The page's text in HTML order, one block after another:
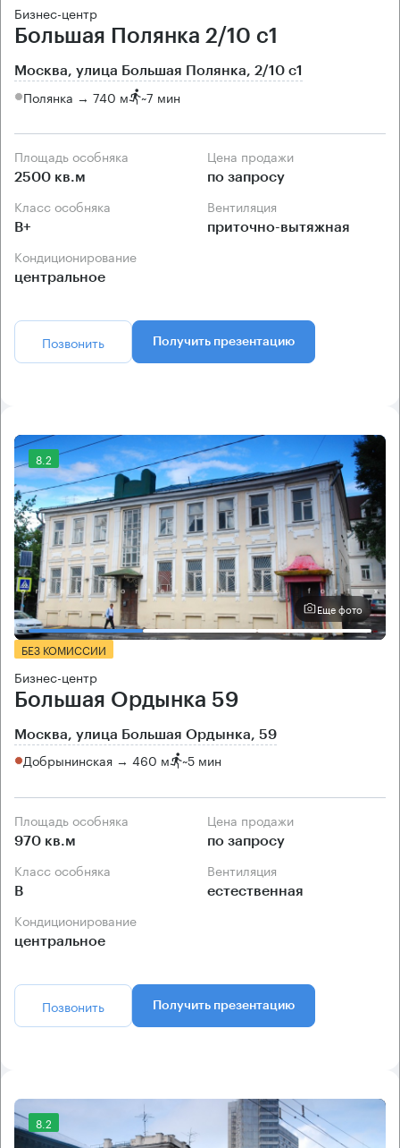
Бизнес-центр
Большая Полянка 2/10 с1
Москва, улица Большая Полянка, 2/10 с1
Полянка → 740 м ~7 мин
Площадь особняка
2500 кв.м
Цена продажи
по запросу
Класс особняка
B+
Вентиляция
приточно-вытяжная
Кондиционирование
центральное
Позвонить Получить презентацию
8.2
Еще фото
БЕЗ КОМИССИИ
Бизнес-центр
Большая Ордынка 59
Москва, улица Большая Ордынка, 59
Добрынинская → 460 м ~5 мин
Площадь особняка
970 кв.м
Цена продажи
по запросу
Класс особняка
B
Вентиляция
естественная
Кондиционирование
центральное
Позвонить Получить презентацию
8.2